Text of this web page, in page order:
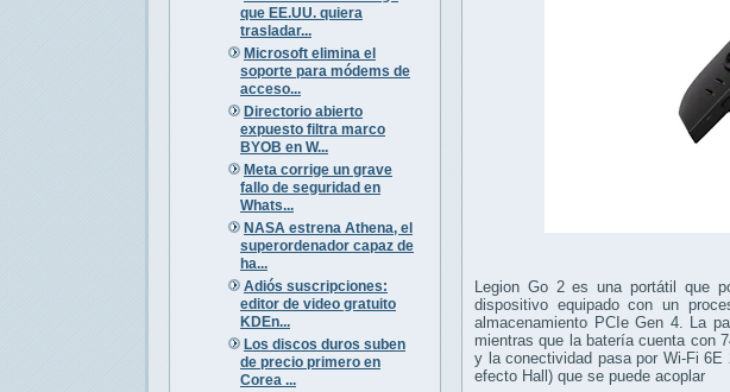
que EE.UU. quiera
trasladar...
Microsoft elimina el
soporte para módems de
acceso...
Directorio abierto
expuesto filtra marco
BYOB en W...
Meta corrige un grave
fallo de seguridad en
Whats...
NASA estrena Athena, el
superordenador capaz de
ha...
Adiós suscripciones:
editor de video gratuito
KDEn...
Los discos duros suben
de precio primero en
Corea ...
Legion Go 2 es una portátil que
dispositivo equipado con un
almacenamiento PCIe Gen 4. La
mientras que la batería cuenta con
y la conectividad pasa por Wi-Fi
efecto Hall) que se puede acoplar